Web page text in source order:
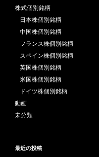
株式個別銘柄
日本株個別銘柄
中国株個別銘柄
フランス株個別銘柄
スペイン株個別銘柄
英国株個別銘柄
米国株個別銘柄
ドイツ株個別銘柄
動画
未分類
最近の投稿